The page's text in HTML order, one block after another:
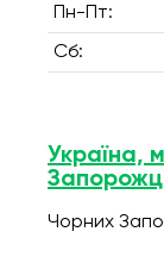
Пн-Пт:
Сб:
Україна,
Чорних